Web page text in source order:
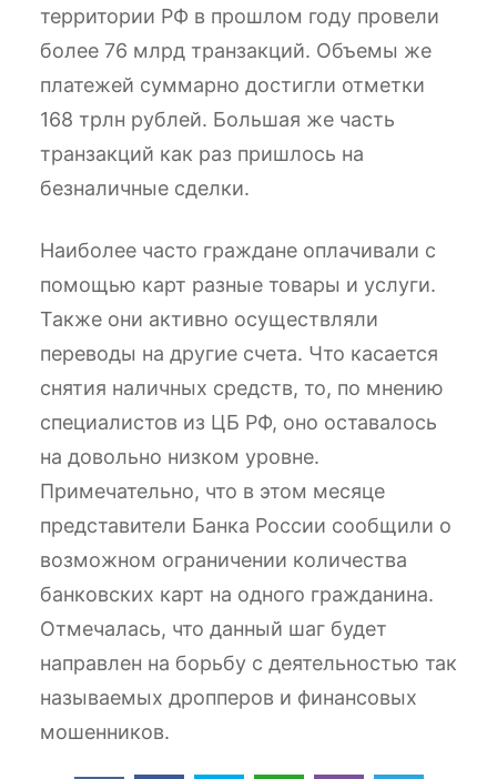
территории РФ в прошлом году провели
более 76 млрд транзакций. Объемы же
платежей суммарно достигли отметки
168 трлн рублей. Большая же часть
транзакций как раз пришлось на
безналичные сделки.
Наиболее часто граждане оплачивали с
помощью карт разные товары и услуги.
Также они активно осуществляли
переводы на другие счета. Что касается
снятия наличных средств, то, по мнению
специалистов из ЦБ РФ, оно оставалось
на довольно низком уровне.
Примечательно, что в этом месяце
представители Банка России сообщили о
возможном ограничении количества
банковских карт на одного гражданина.
Отмечалась, что данный шаг будет
направлен на борьбу с деятельностью так
называемых дропперов и финансовых
мошенников.